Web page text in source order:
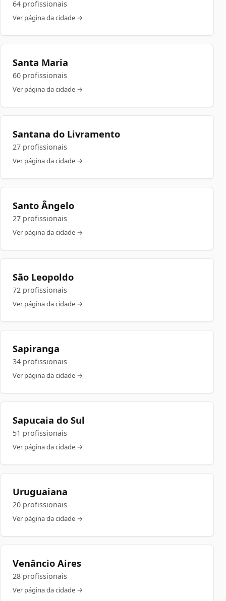
64 profissionais
Ver página da cidade →
Santa Maria
60 profissionais
Ver página da cidade →
Santana do Livramento
27 profissionais
Ver página da cidade →
Santo Ângelo
27 profissionais
Ver página da cidade →
São Leopoldo
72 profissionais
Ver página da cidade →
Sapiranga
34 profissionais
Ver página da cidade →
Sapucaia do Sul
51 profissionais
Ver página da cidade →
Uruguaiana
20 profissionais
Ver página da cidade →
Venâncio Aires
28 profissionais
Ver página da cidade →